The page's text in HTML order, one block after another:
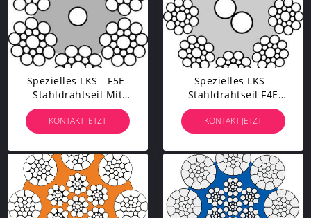
Spezielles LKS - F5E-
Stahldrahtseil Mit
Elektrischem Leiter Für
Wartungs-Plattformen
KONTAKT JETZT
Spezielles LKS -
Stahldrahtseil F4E
Ungalvanized, Drahtseil
Des Langlebigen Gutes
10mm
KONTAKT JETZT